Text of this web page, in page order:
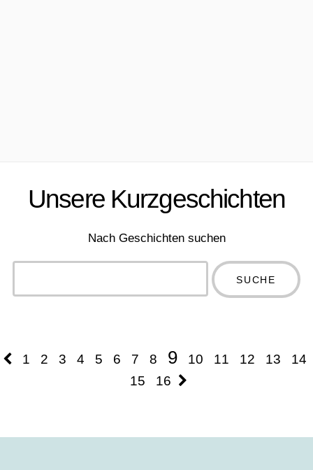
Unsere Kurzgeschichten
Nach Geschichten suchen
Type 2 or
1 2 3 4 5 6 7 8 9 10 11 12 13
14
15
16